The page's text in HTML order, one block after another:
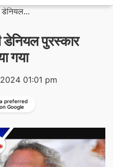
पुरस्कार
गया
01:01 pm
preferred
Google